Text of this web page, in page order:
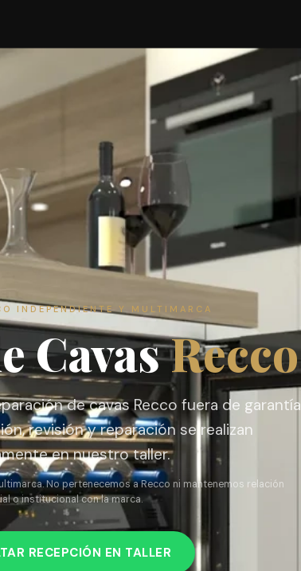
INDEPENDIENTE Y MULTIMARCA
CavasRecco
de cavas Recco fuera de garantía
revisión y reparación se realizan
en nuestro taller.
No pertenecemos a Recco ni mantenemos relación
o institucional con la marca.
RECEPCIÓN EN TALLER